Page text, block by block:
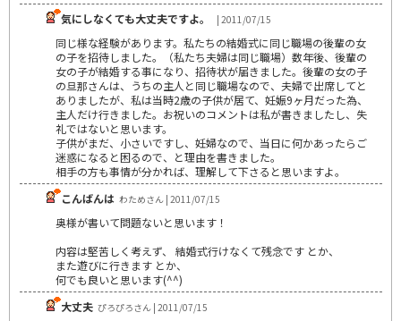
気にしなくても大丈夫ですよ。
| 2011/07/15
同じ様な経験があります。私たちの結婚式に同じ職場の後輩の女
の子を招待しました。（私たち夫婦は同じ職場）数年後、後輩の
女の子が結婚する事になり、招待状が届きました。後輩の女の子
の旦那さんは、うちの主人と同じ職場なので、夫婦で出席してと
ありましたが、私は当時2歳の子供が居て、妊娠9ヶ月だった為、
主人だけ行きました。お祝いのコメントは私が書きましたし、失
礼ではないと思います。
子供がまだ、小さいですし、妊婦なので、当日に何かあったらご
迷惑になると困るので、と理由を書きました。
相手の方も事情が分かれば、理解して下さると思いますよ。
こんばんは わためさん | 2011/07/15
奥様が書いて問題ないと思います！
内容は堅苦しく考えず、 結婚式行けなくて残念です とか、
また遊びに行きます とか、
何でも良いと思います(^^)
大丈夫 ぴろぴろさん | 2011/07/15